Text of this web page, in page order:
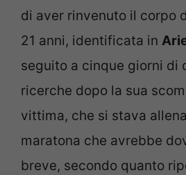
di aver rinvenuto il corpo
21 anni, identificata in
seguito a cinque giorni di
ricerche dopo la sua
vittima, che si stava
maratona che avrebbe
breve, secondo quanto